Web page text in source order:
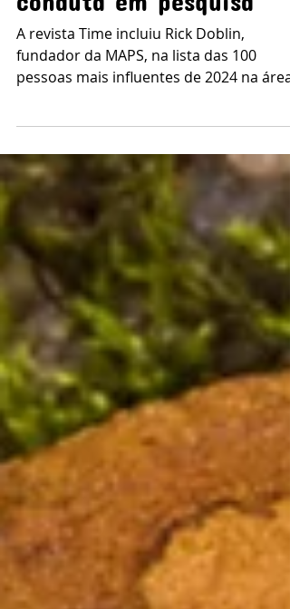
conduta em pesquisa
A revista Time incluiu Rick Doblin,
fundador da MAPS, na lista das 100
da saúde mundial.